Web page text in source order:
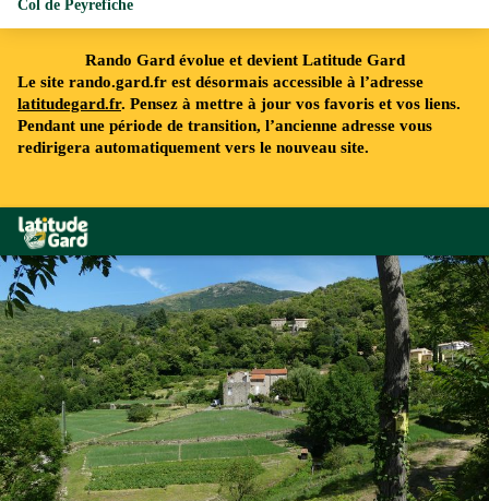
Rando Gard évolue et devient Latitude Gard
Le site rando.gard.fr est désormais accessible à l’adresse
latitudegard.fr. Pensez à mettre à jour vos favoris et vos liens.
Pendant une période de transition, l’ancienne adresse vous
redirigera automatiquement vers le nouveau site.
Rando Gard
Col de Peyrefiche